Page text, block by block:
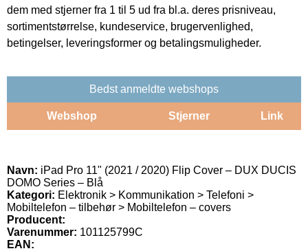
dem med stjerner fra 1 til 5 ud fra bl.a. deres prisniveau,
sortimentstørrelse, kundeservice, brugervenlighed,
betingelser, leveringsformer og betalingsmuligheder.
Bedst anmeldte webshops
Webshop Stjerner Link
Navn: iPad Pro 11" (2021 / 2020) Flip Cover – DUX DUCIS
DOMO Series – Blå
Kategori: Elektronik > Kommunikation > Telefoni >
Mobiltelefon – tilbehør > Mobiltelefon – covers
Producent:
Varenummer: 101125799C
EAN: